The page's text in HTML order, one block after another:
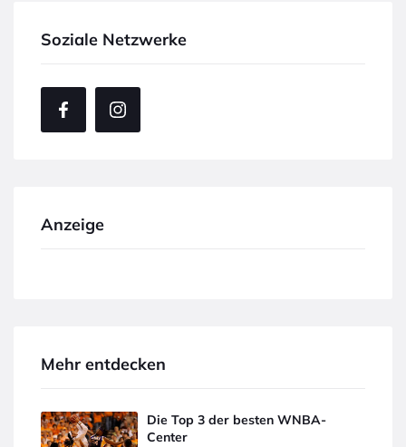
Soziale Netzwerke
Anzeige
Mehr entdecken
Die Top 3 der besten WNBA-
Center